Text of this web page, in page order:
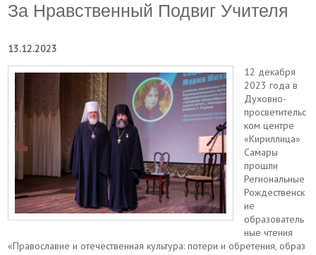
За Нравственный Подвиг Учителя
13.12.2023
12 декабря
2023 года в
Духовно-
просветительс
ком центре
«Кириллица»
Самары
прошли
Региональные
Рождественск
ие
образователь
ные чтения
«Православие и отечественная культура: потери и обретения, образ